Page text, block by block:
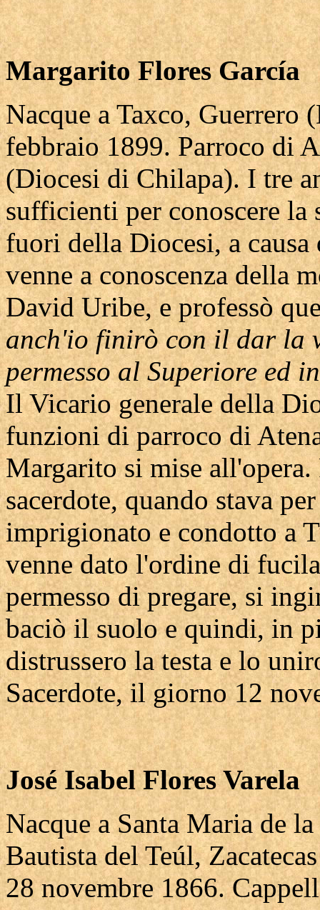
Margarito Flores García
Nacque a Taxco,
febbraio 1899. Parroco di
(Diocesi di Chilapa). I tre
sufficienti per conoscere la
fuori della Diocesi, a causa
venne a conoscenza della
David Uribe, e professò
anch'io finirò con il dar la
permesso al Superiore ed
Il Vicario generale della
funzioni di parroco di
Margarito si mise
sacerdote, quando stava
imprigionato e condotto a
venne dato l'ordine di
permesso di pregare, si
baciò il suolo e quindi, in
distrussero la testa e lo
Sacerdote, il giorno 12
José Isabel Flores Varela
Nacque a Santa Maria de
Bautista del Teúl,
28 novembre 1866.